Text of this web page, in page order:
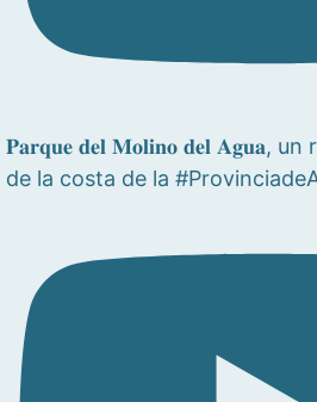
𝐏𝐚𝐫𝐪𝐮𝐞 𝐝𝐞𝐥 𝐌𝐨𝐥𝐢𝐧𝐨 𝐝𝐞𝐥 𝐀𝐠𝐮𝐚,
de la costa de la